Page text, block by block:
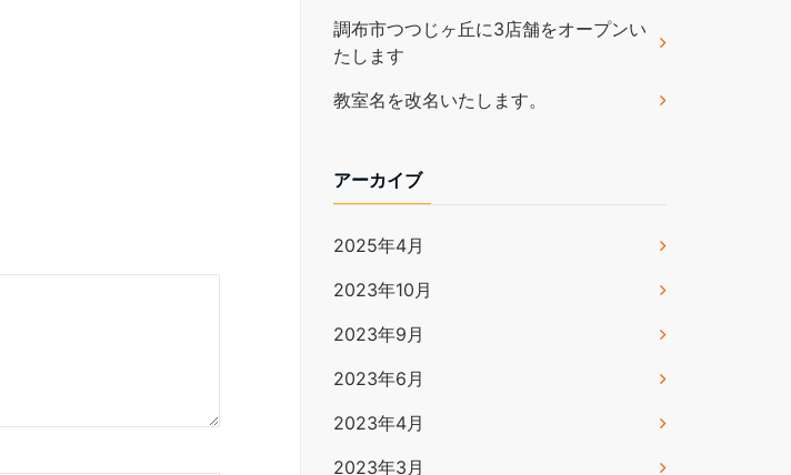
調布市つつじヶ丘に3店舗をオープンい
たします
教室名を改名いたします。
アーカイブ
2025年4月
2023年10月
2023年9月
2023年6月
2023年4月
2023年3月